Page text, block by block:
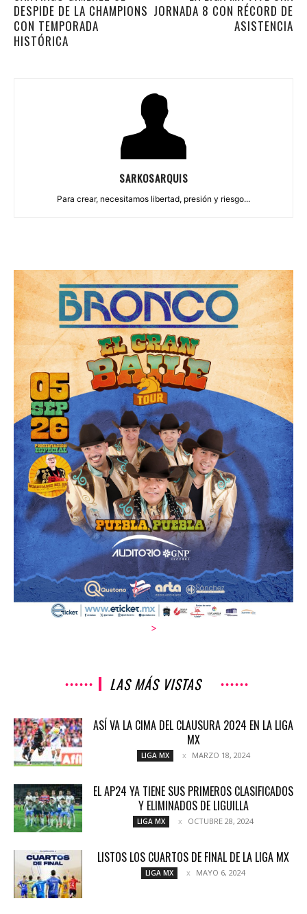
DESPIDE DE LA CHAMPIONS
CON TEMPORADA
HISTÓRICA
JORNADA 8 CON RÉCORD DE
ASISTENCIA
SARKOSARQUIS
Para crear, necesitamos libertad, presión y riesgo...
>
LAS MÁS VISTAS
ASÍ VA LA CIMA DEL CLAUSURA 2024 EN LA LIGA
MX
LIGA MX MARZO 18, 2024
EL AP24 YA TIENE SUS PRIMEROS CLASIFICADOS
Y ELIMINADOS DE LIGUILLA
LIGA MX OCTUBRE 28, 2024
LISTOS LOS CUARTOS DE FINAL DE LA LIGA MX
LIGA MX MAYO 6, 2024